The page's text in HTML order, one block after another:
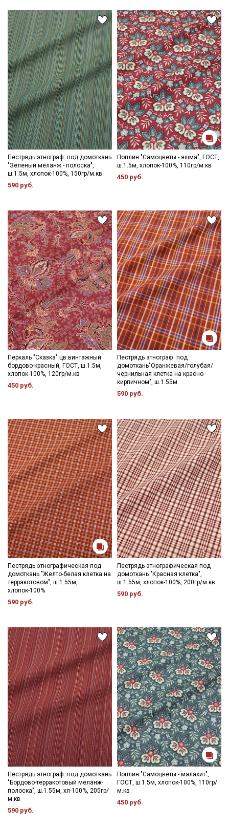
Пестрядь этнограф. под домоткань
"Зеленый меланж - полоска",
ш.1.5м, хлопок-100%, 150гр/м.кв
590 руб.
Поплин "Самоцветы - яшма", ГОСТ,
ш.1.5м, хлопок-100%, 110гр/м.кв
450 руб.
Перкаль "Сказка" цв.винтажный
бордово-красный, ГОСТ, ш.1.5м,
хлопок-100%, 120гр/м.кв
450 руб.
Пестрядь этнограф. под
домоткань"Оранжевая/голубая/
чернильная клетка на красно-
кирпичном", ш.1.55м
590 руб.
Пестрядь этнографическая под
домоткань "Желто-белая клетка на
терракотовом", ш.1.55м,
хлопок-100%
590 руб.
Пестрядь этнографическая под
домоткань "Красная клетка",
ш.1.55м, хлопок-100%, 200гр/м.кв
590 руб.
Пестрядь этнограф. под домоткань
"Бордово-терракотовый меланж-
полоска", ш.1.55м, хл-100%, 205гр/
м.кв
590 руб.
Поплин "Самоцветы - малахит",
ГОСТ, ш.1.5м, хлопок-100%, 110гр/
м.кв
450 руб.